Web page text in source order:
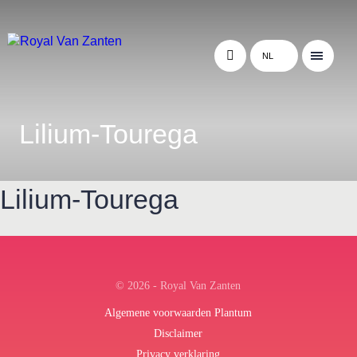
NL
Lilium-Tourega
Lilium-Tourega
© 2026 - Royal Van Zanten
Algemene voorwaarden Plantum
Disclaimer
Privacy verklaring